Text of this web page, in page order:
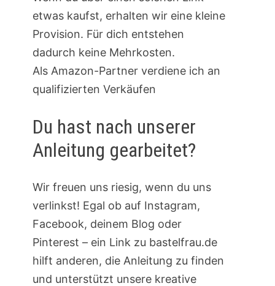
etwas kaufst, erhalten wir eine kleine
Provision. Für dich entstehen
dadurch keine Mehrkosten.
Als Amazon-Partner verdiene ich an
qualifizierten Verkäufen
Du hast nach unserer
Anleitung gearbeitet?
Wir freuen uns riesig, wenn du uns
verlinkst! Egal ob auf Instagram,
Facebook, deinem Blog oder
Pinterest – ein Link zu bastelfrau.de
hilft anderen, die Anleitung zu finden
und unterstützt unsere kreative